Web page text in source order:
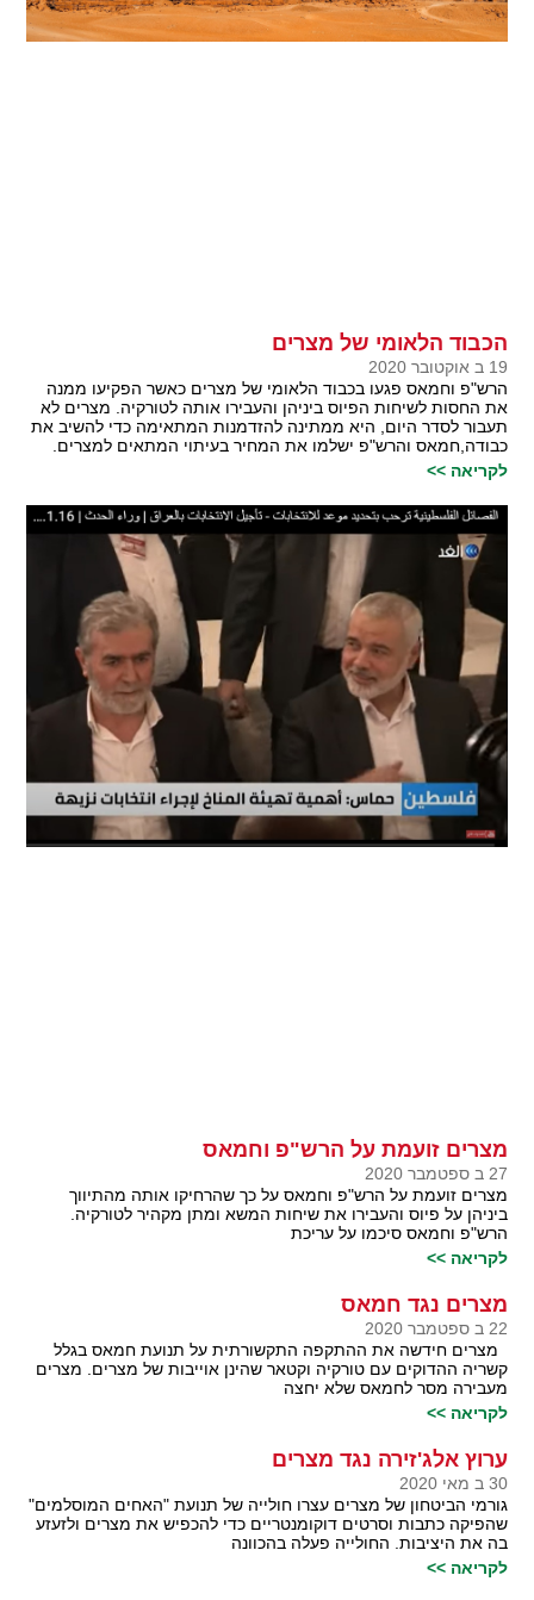
הכבוד הלאומי של מצרים
19 ב אוקטובר 2020
הרש"פ וחמאס פגעו בכבוד הלאומי של מצרים כאשר הפקיעו ממנה
את החסות לשיחות הפיוס ביניהן והעבירו אותה לטורקיה. מצרים לא
תעבור לסדר היום, היא ממתינה להזדמנות המתאימה כדי להשיב את
כבודה,חמאס והרש"פ ישלמו את המחיר בעיתוי המתאים למצרים.
לקריאה >>
מצרים זועמת על הרש"פ וחמאס
27 ב ספטמבר 2020
מצרים זועמת על הרש"פ וחמאס על כך שהרחיקו אותה מהתיווך
ביניהן על פיוס והעבירו את שיחות המשא ומתן מקהיר לטורקיה.
הרש"פ וחמאס סיכמו על עריכת
לקריאה >>
מצרים נגד חמאס
22 ב ספטמבר 2020
מצרים חידשה את ההתקפה התקשורתית על תנועת חמאס בגלל
קשריה ההדוקים עם טורקיה וקטאר שהינן אוייבות של מצרים. מצרים
מעבירה מסר לחמאס שלא יחצה
לקריאה >>
ערוץ אלג'זירה נגד מצרים
30 ב מאי 2020
גורמי הביטחון של מצרים עצרו חולייה של תנועת "האחים המוסלמים"
שהפיקה כתבות וסרטים דוקומנטריים כדי להכפיש את מצרים ולזעזע
בה את היציבות. החולייה פעלה בהכוונה
לקריאה >>